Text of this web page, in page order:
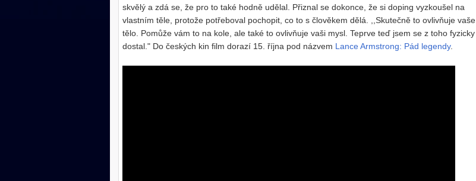
skvělý a zdá se, že pro to také hodně udělal. Přiznal se dokonce, že si doping vyzkoušel na
vlastním těle, protože potřeboval pochopit, co to s člověkem dělá. ,,Skutečně to ovlivňuje vaše
tělo. Pomůže vám to na kole, ale také to ovlivňuje vaši mysl. Teprve teď jsem se z toho fyzicky
dostal." Do českých kin film dorazí 15. října pod názvem Lance Armstrong: Pád legendy.